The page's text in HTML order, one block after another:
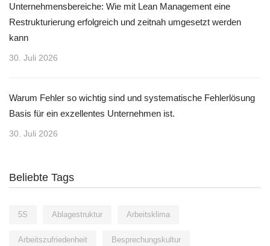
Unternehmensbereiche: Wie mit Lean Management eine
Restrukturierung erfolgreich und zeitnah umgesetzt werden
kann
30. Juli 2026
Warum Fehler so wichtig sind und systematische Fehlerlösung
Basis für ein exzellentes Unternehmen ist.
30. Juli 2026
Beliebte Tags
5S Ablagestruktur Arbeitsklima
Arbeitszufriedenheit Besprechungskultur